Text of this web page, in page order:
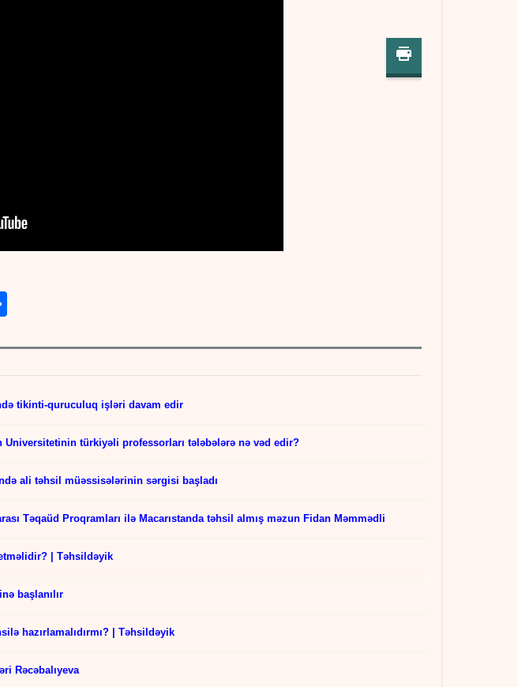
tikinti-quruculuq işləri davam edir
Universitetinin türkiyəli professorları tələbələrə nə vəd edir?
ali təhsil müəssisələrinin sərgisi başladı
Təqaüd Proqramları ilə Macarıstanda təhsil almış məzun Fidan Məmmədli
| Təhsildəyik
başlanılır
hazırlamalıdırmı? | Təhsildəyik
Rəcəbalıyeva